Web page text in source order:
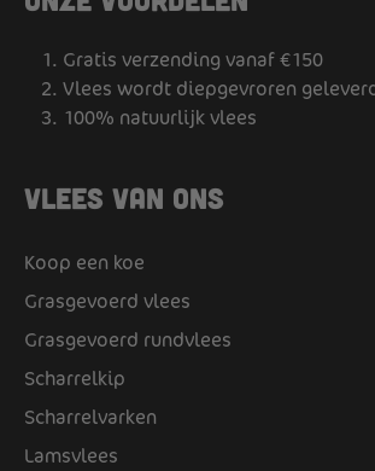
Gratis verzending vanaf €150
Vlees wordt diepgevroren
100% natuurlijk vlees
Vlees van ons
Koop een koe
Grasgevoerd vlees
Grasgevoerd rundvlees
Scharrelkip
Scharrelvarken
Lamsvlees